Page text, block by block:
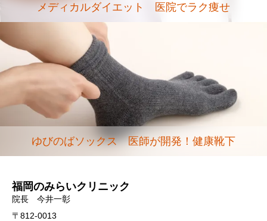
メディカルダイエット 医院でラク痩せ
ゆびのばソックス 医師が開発！健康靴下
福岡のみらいクリニック
院長 今井一彰
〒812-0013